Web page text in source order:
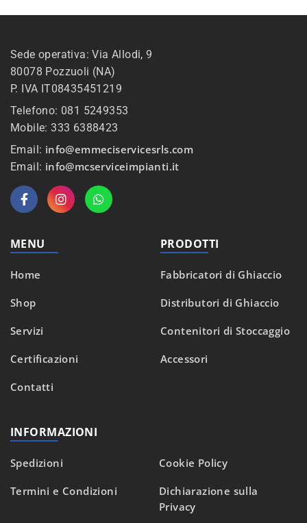
Sede operativa: Via Allodi, 9
80078 Pozzuoli (NA)
P. IVA IT08435451219
Telefono: 081 5249353
Mobile: 333 6388423
Email: info@emmeciservicesrls.com
Email: info@mcserviceimpianti.it
MENU
Home
Shop
Servizi
Certificazioni
Contatti
PRODOTTI
Fabbricatori di Ghiaccio
Distributori di Ghiaccio
Contenitori di Stoccaggio
Accessori
INFORMAZIONI
Spedizioni
Termini e Condizioni
Cookie Policy
Dichiarazione sulla
Privacy